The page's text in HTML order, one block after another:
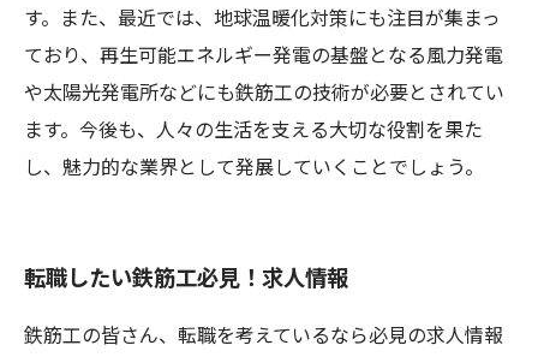
す。また、最近では、地球温暖化対策にも注目が集まっ
ており、再生可能エネルギー発電の基盤となる風力発電
や太陽光発電所などにも鉄筋工の技術が必要とされてい
ます。今後も、人々の生活を支える大切な役割を果た
し、魅力的な業界として発展していくことでしょう。
転職したい鉄筋工必見！求人情報
鉄筋工の皆さん、転職を考えているなら必見の求人情報